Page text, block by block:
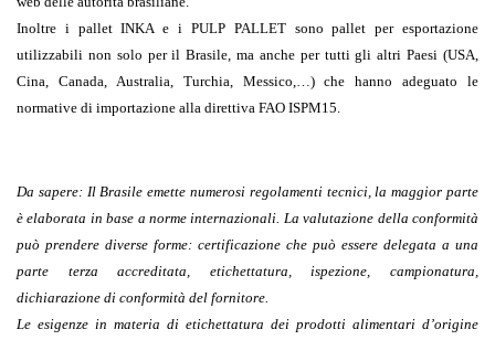
Inoltre i pallet INKA e i PULP PALLET sono pallet per esportazione
utilizzabili non solo per il Brasile, ma anche per tutti gli altri Paesi (USA,
Cina, Canada, Australia, Turchia, Messico,…) che hanno adeguato le
normative di importazione alla direttiva FAO ISPM15.
Da sapere: Il Brasile emette numerosi regolamenti tecnici, la maggior parte
è elaborata in base a norme internazionali. La valutazione della conformità
può prendere diverse forme: certificazione che può essere delegata a una
parte terza accreditata, etichettatura, ispezione, campionatura,
dichiarazione di conformità del fornitore.
Le esigenze in materia di etichettatura dei prodotti alimentari d’origine